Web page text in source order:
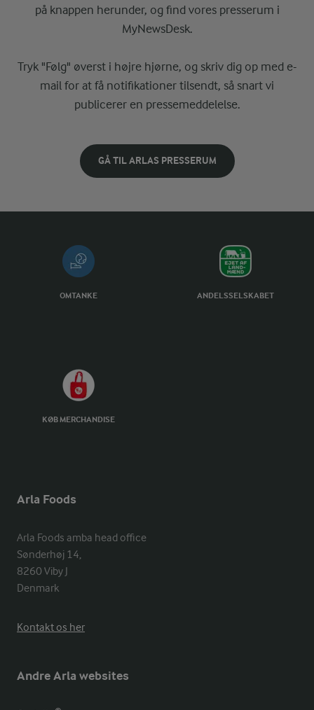
på knappen herunder, og find vores presserum i
MyNewsDesk.
Tryk "Følg" øverst i højre hjørne, og skriv dig op med e-
mail for at få notifikationer tilsendt, så snart vi
publicerer en pressemeddelelse.
GÅ TIL ARLAS PRESSERUM
OMTANKE ANDELSSELSKABET
KØB MERCHANDISE
Arla Foods
Arla Foods amba head office
Sønderhøj 14,
8260 Viby J
Denmark
Kontakt os her
Andre Arla websites